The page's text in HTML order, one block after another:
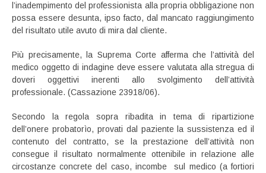
l’inadempimento del professionista alla propria obbligazione non
possa essere desunta, ipso facto, dal mancato raggiungimento
del risultato utile avuto di mira dal cliente.
Più precisamente, la Suprema Corte afferma che l’attività del
medico oggetto di indagine deve essere valutata alla stregua di
doveri oggettivi inerenti allo svolgimento dell’attività
professionale. (Cassazione 23918/06).
Secondo la regola sopra ribadita in tema di ripartizione
dell’onere probatorìo, provati dal paziente la sussistenza ed il
contenuto del contratto, se la prestazione dell’attività non
consegue il risultato normalmente ottenibile in relazione alle
circostanze concrete del caso, incombe sul medico (a fortiori